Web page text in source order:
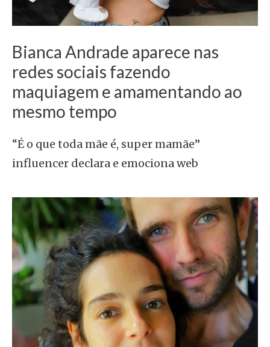
Bianca Andrade aparece nas
redes sociais fazendo
maquiagem e amamentando ao
mesmo tempo
“É o que toda mãe é, super mamãe”
influencer declara e emociona web